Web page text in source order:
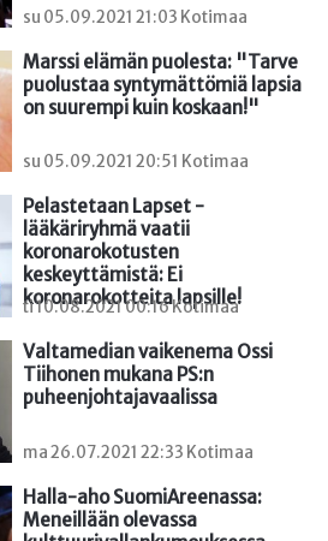
su 05.09.2021 21:03 Kotimaa
Marssi elämän puolesta: "Tarve
puolustaa syntymättömiä lapsia
on suurempi kuin koskaan!"
su 05.09.2021 20:51 Kotimaa
Pelastetaan Lapset -
lääkäriryhmä vaatii
koronarokotusten
keskeyttämistä: Ei
koronarokotteita lapsille!
ti 10.08.2021 00:16 Kotimaa
Valtamedian vaikenema Ossi
Tiihonen mukana PS:n
puheenjohtajavaalissa
ma 26.07.2021 22:33 Kotimaa
Halla-aho SuomiAreenassa:
Meneillään olevassa